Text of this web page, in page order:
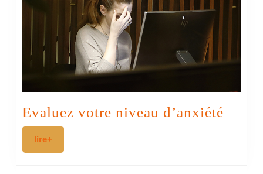
Evaluez votre niveau d’anxiété
lire+